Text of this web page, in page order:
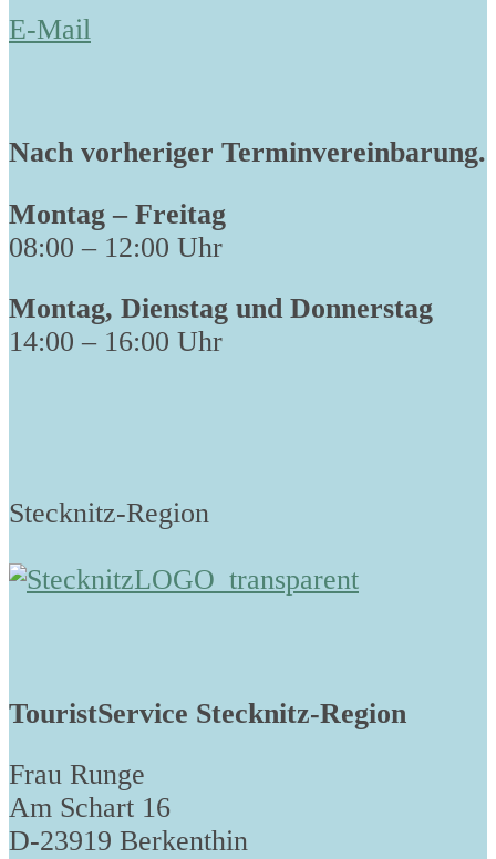
E-Mail
Nach vorheriger Terminvereinbarung.
Montag – Freitag
08:00 – 12:00 Uhr
Montag, Dienstag und Donnerstag
14:00 – 16:00 Uhr
Stecknitz-Region
TouristService Stecknitz-Region
Frau Runge
Am Schart 16
D-23919 Berkenthin